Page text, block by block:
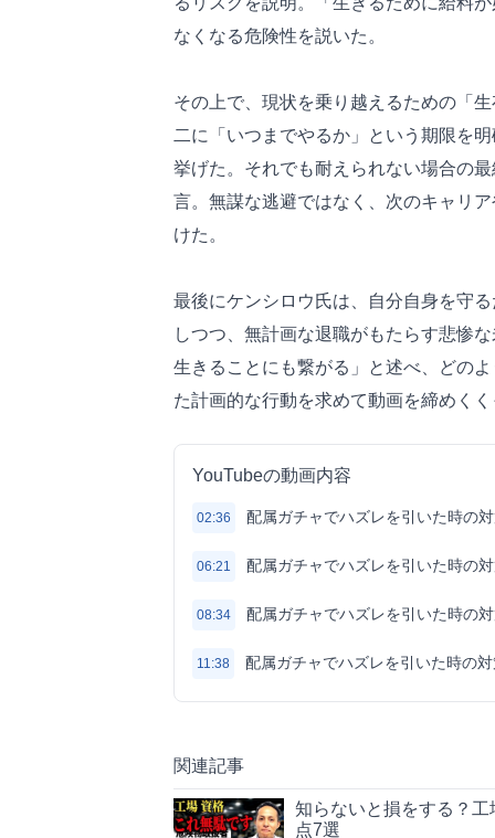
なくなる危険性を説いた。
その上で、現状を乗り越えるための「
二に「いつまでやるか」という期限を
挙げた。それでも耐えられない場合の
言。無謀な逃避ではなく、次のキャリ
けた。
最後にケンシロウ氏は、自分自身を守
しつつ、無計画な退職がもたらす悲惨
生きることにも繋がる」と述べ、どの
た計画的な行動を求めて動画を締めく
YouTubeの動画内容
02:36 配属ガチャでハズレを引いた時の
06:21 配属ガチャでハズレを引いた時の
08:34 配属ガチャでハズレを引いた時の
11:38 配属ガチャでハズレを引いた時の
関連記事
知らないと損をする？
点7選